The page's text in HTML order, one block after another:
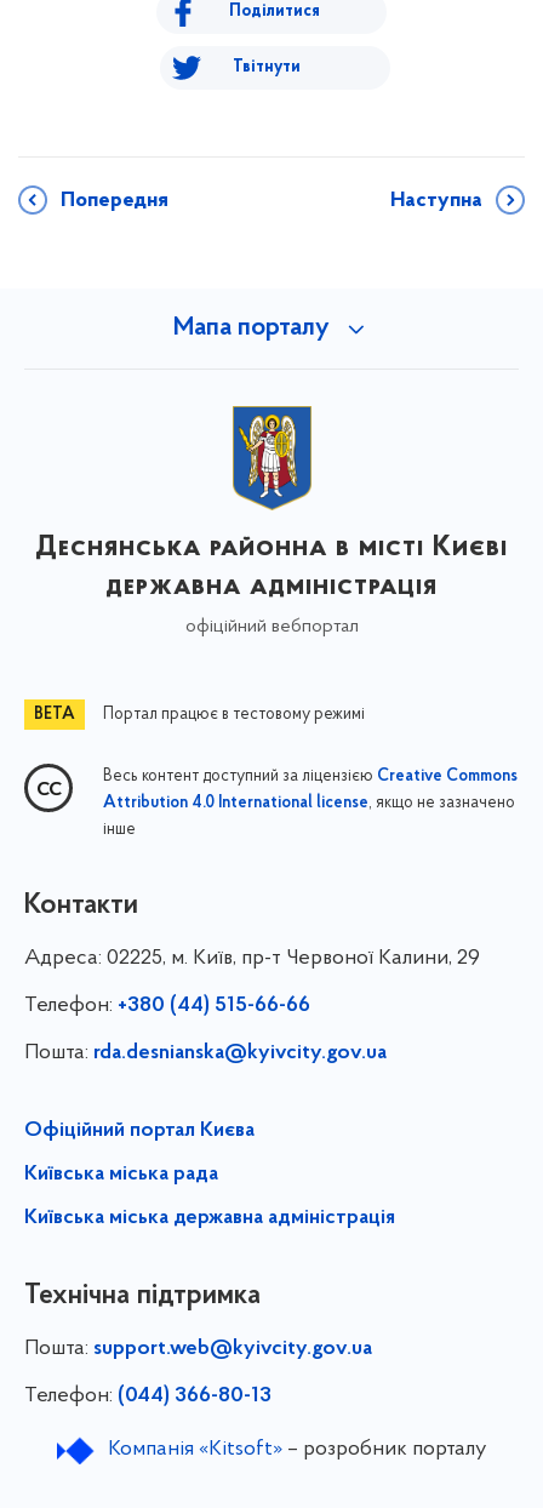
Поділитися
Твітнути
Попередня Наступна
Мапа порталу
Деснянська районна в місті Києві
державна адміністрація
офіційний вебпортал
Портал працює в тестовому режимі
Весь контент доступний за ліцензією Creative Commons
Attribution 4.0 International license, якщо не зазначено
інше
Контакти
Адреса: 02225, м. Київ, пр-т Червоної Калини, 29
Телефон: +380 (44) 515-66-66
Пошта: rda.desnianska@kyivcity.gov.ua
Офіційний портал Києва
Київська міська рада
Київська міська державна адміністрація
Технічна підтримка
Пошта: support.web@kyivcity.gov.ua
Телефон: (044) 366-80-13
Компанія «Kitsoft»– розробник порталу